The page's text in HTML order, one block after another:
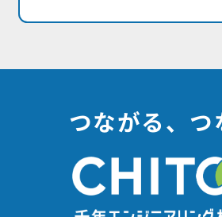
つながる、つ